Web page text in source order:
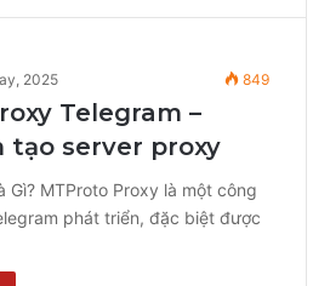
2025 849
Telegram –
tạo server proxy
Gì? MTProto Proxy là một công
phát triển, đặc biệt được